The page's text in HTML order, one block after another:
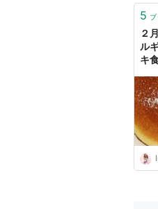
5
２
ル
キ
ヤ
ル